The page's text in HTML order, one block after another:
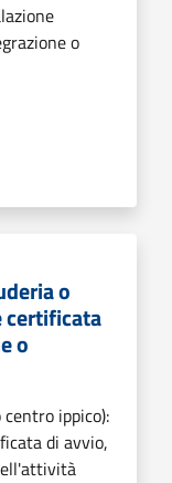
o
o
certificata
o
ippico):
di avvio,